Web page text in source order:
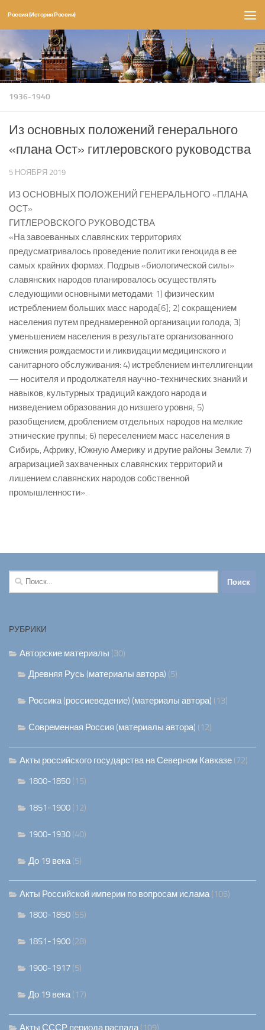
Перейти к содержимому
Россия (История России)
1936-1940
Из основных положений генерального
«плана Ост» гитлеровского руководства
5 НОЯБРЯ 2019
ИЗ ОСНОВНЫХ ПОЛОЖЕНИЙ ГЕНЕРАЛЬНОГО «ПЛАНА
ОСТ»
ГИТЛЕРОВСКОГО РУКОВОДСТВА
«На завоеванных славянских территориях
предусматривалось проведение политики геноцида в ее
самых крайних формах. Подрыв «биологической силы»
славянских народов планировалось осуществлять
следующими основными методами: 1) физическим
истреблением больших масс народа[6]; 2) сокращением
населения путем преднамеренной организации голода; 3)
уменьшением населения в результате организованного
снижения рождаемости и ликвидации медицинского и
санитарного обслуживания: 4) истреблением интеллигенции
— носителя и продолжателя научно-технических знаний и
навыков, культурных традиций каждого народа и
низведением образования до низшего уровня; 5)
разобщением, дроблением отдельных народов на мелкие
этнические группы; 6) переселением масс населения в
Сибирь, Африку, Южную Америку и другие районы Земли: 7)
аграризацией захваченных славянских территорий и
лишением славянских народов собственной
промышленности».
Найти:
РУБРИКИ
Авторские материалы (30)
Древняя Русь (материалы автора) (5)
Россика (россиеведение) (материалы автора) (13)
Современная Россия (материалы автора) (12)
Акты российского государства на Северном Кавказе (72)
1800-1850 (15)
1851-1900 (12)
1900-1930 (40)
До 19 века(5)
Акты Российской империи по вопросам ислама(105)
1800-1850 (55)
1851-1900 (28)
1900-1917 (5)
До 19 века(17)